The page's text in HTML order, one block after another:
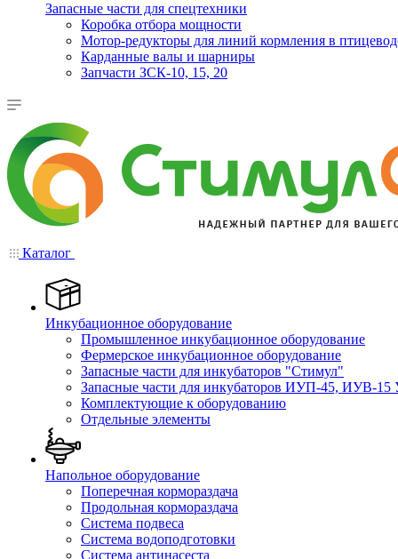
Запасные части для спецтехники
Коробка отбора мощности
Мотор-редукторы для линий кормления в
Карданные валы и шарниры
Запчасти ЗСК-10, 15, 20
Каталог
Инкубационное оборудование
Промышленное инкубационное оборудование
Фермерское инкубационное оборудование
Запасные части для инкубаторов "Стимул"
Запасные части для инкубаторов ИУП-45, ИУВ-15
Комплектующие к оборудованию
Отдельные элементы
Напольное оборудование
Поперечная кормораздача
Продольная кормораздача
Система подвеса
Система водоподготовки
Система антинасеста